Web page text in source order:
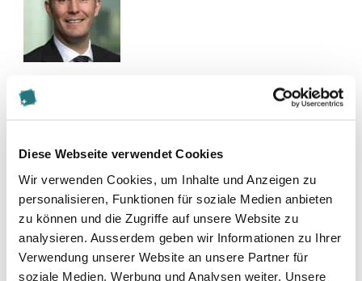
Diese Webseite verwendet Cookies
Wir verwenden Cookies, um Inhalte und Anzeigen zu
personalisieren, Funktionen für soziale Medien anbieten
zu können und die Zugriffe auf unsere Website zu
analysieren. Ausserdem geben wir Informationen zu Ihrer
Verwendung unserer Website an unsere Partner für
soziale Medien, Werbung und Analysen weiter. Unsere
Kontakt
michael.faske@ch.ey.com
Zur Merkliste hinzufügen
Blogbeiträge (3)